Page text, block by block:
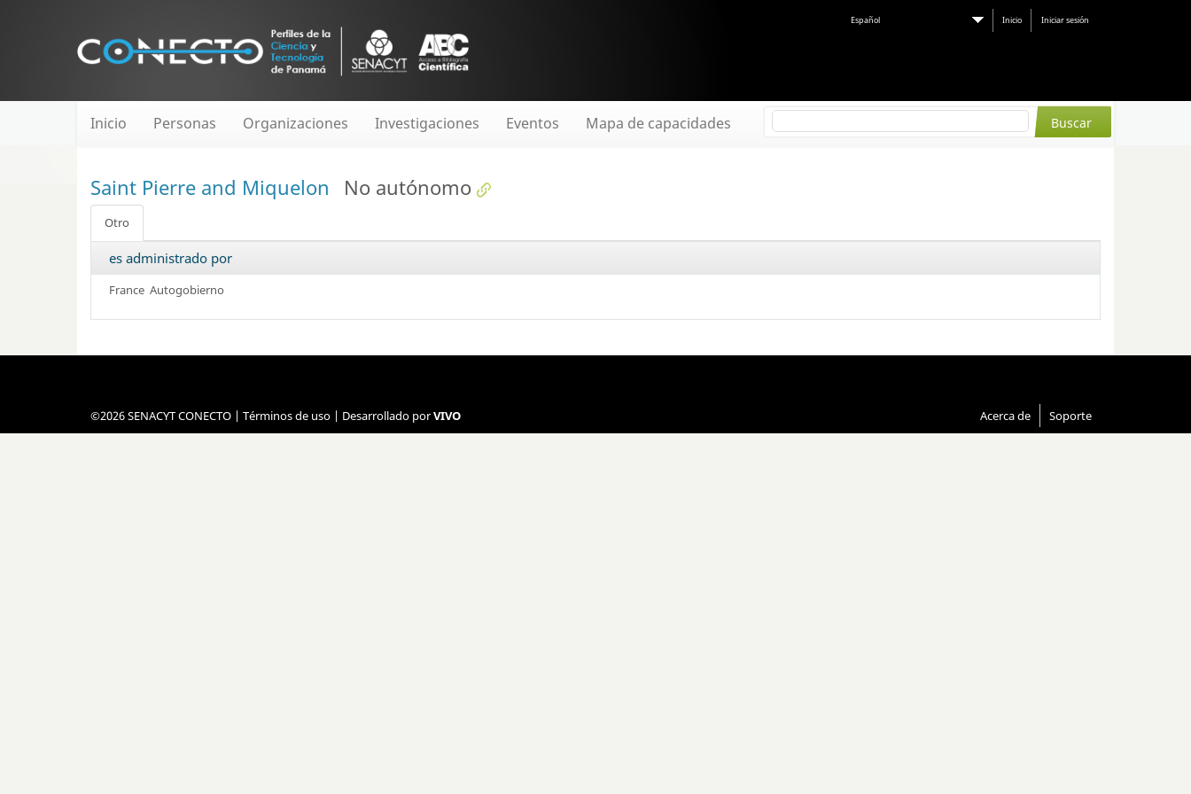
Español Inicio Iniciar sesión
Inicio Personas Organizaciones Investigaciones Eventos Mapa de capacidades
Saint Pierre and Miquelon No autónomo
Otro
es administrado por
France Autogobierno
©2026 SENACYT CONECTO | Términos de uso | Desarrollado porVIVO Acerca de Soporte